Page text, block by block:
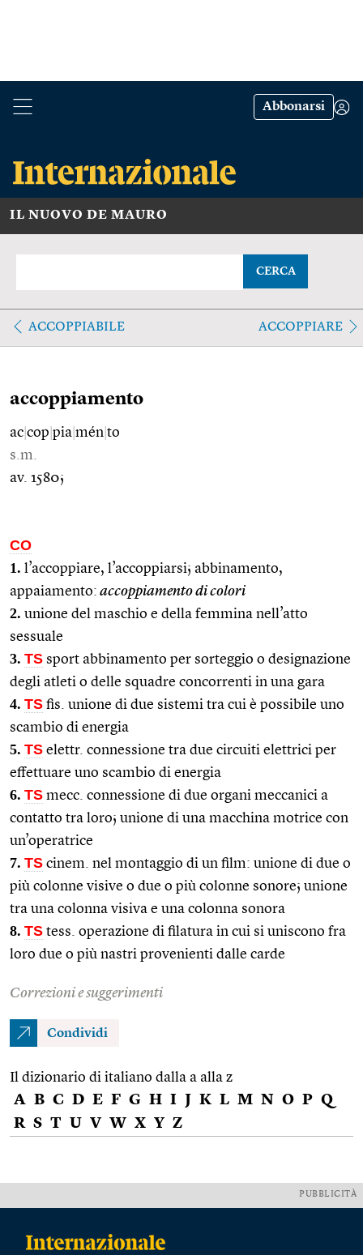
Abbonarsi
IL NUOVO DE MAURO
CERCA
ACCOPPIABILE ACCOPPIARE
accoppiamento
ac cop pia mén to
s.m.
av. 1580;
CO
1. l’accoppiare, l’accoppiarsi; abbinamento,
appaiamento: accoppiamento di colori
2. unione del maschio e della femmina nell’atto
sessuale
3. TS sport abbinamento per sorteggio o designazione
degli atleti o delle squadre concorrenti in una gara
4. TS fis. unione di due sistemi tra cui è possibile uno
scambio di energia
5. TS elettr. connessione tra due circuiti elettrici per
effettuare uno scambio di energia
6. TS mecc. connessione di due organi meccanici a
contatto tra loro; unione di una macchina motrice con
un’operatrice
7. TS cinem. nel montaggio di un film: unione di due o
più colonne visive o due o più colonne sonore; unione
tra una colonna visiva e una colonna sonora
8. TS tess. operazione di filatura in cui si uniscono fra
loro due o più nastri provenienti dalle carde
Correzioni e suggerimenti
Condividi
Il dizionario di italiano dalla a alla z
A B C D E F G H I J K L M N O P Q
R S T U V W X Y Z
PUBBLICITÀ